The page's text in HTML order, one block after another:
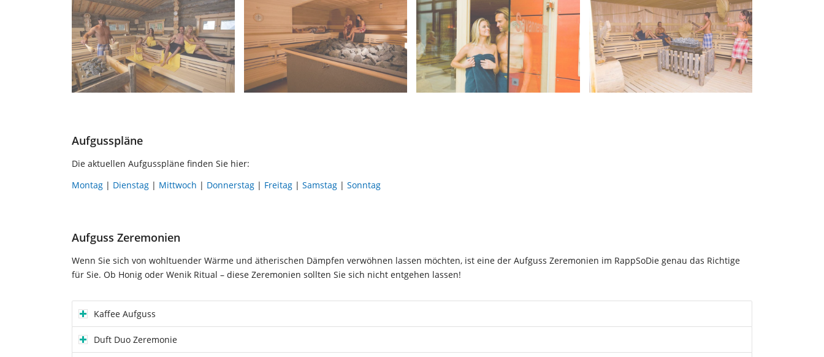
Aufgusspläne
Die aktuellen Aufgusspläne finden Sie hier:
Montag | Dienstag | Mittwoch | Donnerstag | Freitag |Samstag |Sonntag
Aufguss Zeremonien
Wenn Sie sich von wohltuender Wärme und ätherischen Dämpfen verwöhnen lassen möchten, ist eine der Aufguss Zeremonien im RappSoDie genau das Richtige
für Sie. Ob Honig oder Wenik Ritual – diese Zeremonien sollten Sie sich nicht entgehen lassen!
Kaffee Aufguss
Duft Duo Zeremonie